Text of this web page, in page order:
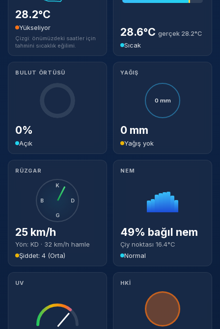
28.2°C
Yükseliyor
Çizgi: önümüzdeki saatler için
tahmini sıcaklık eğilimi.
28.6°C gerçek 28.2°C
Sıcak
BULUT ÖRTÜSÜ
0%
Açık
YAĞIŞ
0 mm
0 mm
Yağış yok
RÜZGAR
K
D
G
B
25 km/h
Yön: KD · 32 km/h hamle
Şiddet: 4 (Orta)
NEM
49% bağıl nem
Çiy noktası 16.4°C
Normal
UV HKİ